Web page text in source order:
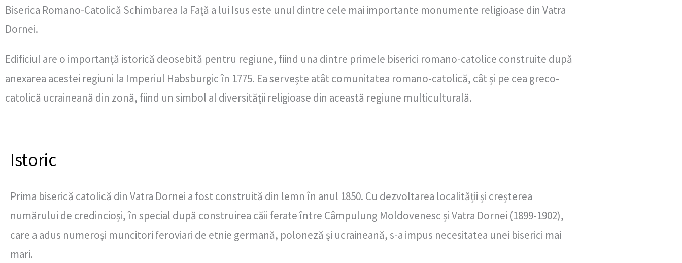
Biserica Romano-Catolică Schimbarea la Față a lui Isus este unul dintre cele mai importante monumente religioase din Vatra
Dornei.
Edificiul are o importanță istorică deosebită pentru regiune, fiind una dintre primele biserici romano-catolice construite după
anexarea acestei regiuni la Imperiul Habsburgic în 1775. Ea servește atât comunitatea romano-catolică, cât și pe cea greco-
catolică ucraineană din zonă, fiind un simbol al diversității religioase din această regiune multiculturală.
Istoric
Prima biserică catolică din Vatra Dornei a fost construită din lemn în anul 1850. Cu dezvoltarea localității și creșterea
numărului de credincioși, în special după construirea căii ferate între Câmpulung Moldovenesc și Vatra Dornei (1899-1902),
care a adus numeroși muncitori feroviari de etnie germană, poloneză și ucraineană, s-a impus necesitatea unei biserici mai
mari.